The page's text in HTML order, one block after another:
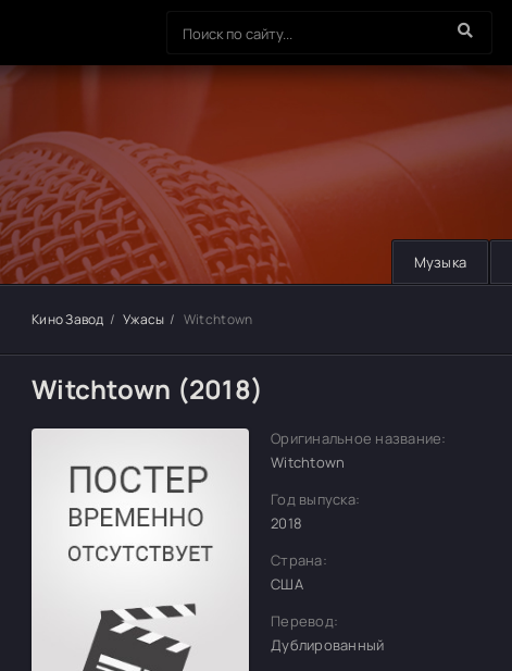
Музыка
Кино Завод Ужасы Witchtown
Witchtown (2018)
Оригинальное название:
Witchtown
Год выпуска:
2018
Страна:
США
Перевод:
Дублированный